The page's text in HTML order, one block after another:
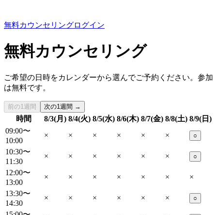
無料カウンセリングログイン
無料カウンセリング
ご希望の日時をカレンダーから選んでご予約ください。参加
は無料です。
前の1週間 次の1週間 →
時間 8/3(月) 8/4(火) 8/5(水) 8/6(木) 8/7(金) 8/8(土) 8/9(日)
09:00〜
10:00
× × × × × × ○
10:30〜
11:30
× × × × × × ○
12:00〜
13:00
× × × × × ×
×
13:30〜
14:30
× × × × × × ○